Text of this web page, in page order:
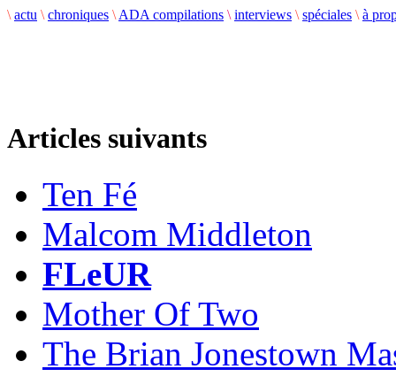
\ actu \ chroniques \ ADA compilations \ interviews \ spéciales \ à
Articles suivants
Ten Fé
Malcom Middleton
FLeUR
Mother Of Two
The Brian Jonestown